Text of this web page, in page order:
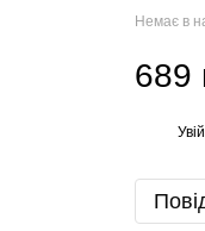
Немає в
689